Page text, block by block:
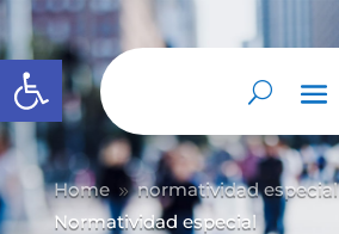
Abrir barra de herramientas
Home 9 normatividad especial
Normatividad especial